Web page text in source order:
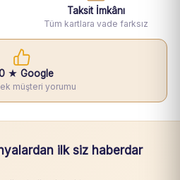
Taksit İmkânı
Tüm kartlara vade farksız
★ Google
müşteri yorumu
ilk siz haberdar